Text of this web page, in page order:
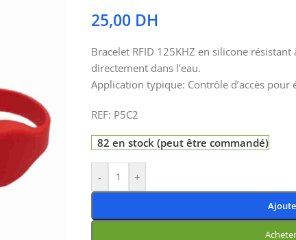
25,00 DH
Bracelet RFID 125KHZ en silicone
directement dans l’eau.
Application typique: Contrôle d’accès
REF: P5C2
82 en stock (peut être commandé)
- +